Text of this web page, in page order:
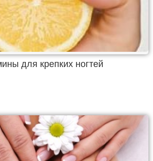
для крепких ногтей